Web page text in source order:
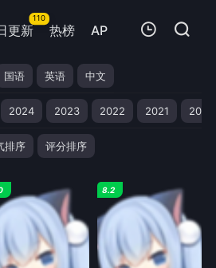
更新
110
热榜 APP
记录
无观看影片的记录
国语 英语 中文
2024 2023 2022 2021 2020
排序 评分排序
8.2